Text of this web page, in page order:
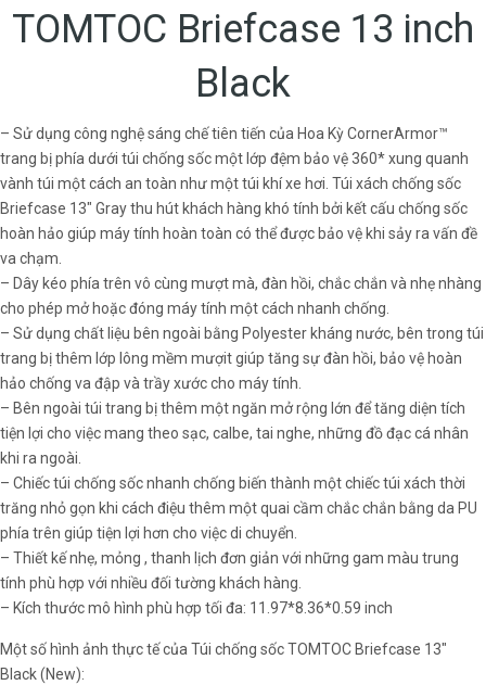
TOMTOC Briefcase 13 inch
Black
– Sử dụng công nghệ sáng chế tiên tiến của Hoa Kỳ CornerArmor™
trang bị phía dưới túi chống sốc một lớp đệm bảo vệ 360* xung quanh
vành túi một cách an toàn như một túi khí xe hơi. Túi xách chống sốc
Briefcase 13" Gray thu hút khách hàng khó tính bởi kết cấu chống sốc
hoàn hảo giúp máy tính hoàn toàn có thể được bảo vệ khi sảy ra vấn đề
va chạm.
– Dây kéo phía trên vô cùng mượt mà, đàn hồi, chắc chắn và nhẹ nhàng
cho phép mở hoặc đóng máy tính một cách nhanh chống.
– Sử dụng chất liệu bên ngoài bằng Polyester kháng nước, bên trong túi
trang bị thêm lớp lông mềm mượit giúp tăng sự đàn hồi, bảo vệ hoàn
hảo chống va đập và trầy xước cho máy tính.
– Bên ngoài túi trang bị thêm một ngăn mở rộng lớn để tăng diện tích
tiện lợi cho việc mang theo sạc, calbe, tai nghe, những đồ đạc cá nhân
khi ra ngoài.
– Chiếc túi chống sốc nhanh chống biến thành một chiếc túi xách thời
trăng nhỏ gọn khi cách điệu thêm một quai cầm chắc chắn bằng da PU
phía trên giúp tiện lợi hơn cho việc di chuyển.
– Thiết kế nhẹ, mỏng , thanh lịch đơn giản với những gam màu trung
tính phù hợp với nhiều đối tường khách hàng.
– Kích thước mô hình phù hợp tối đa: 11.97*8.36*0.59 inch
Một số hình ảnh thực tế của Túi chống sốc TOMTOC Briefcase 13"
Black (New):